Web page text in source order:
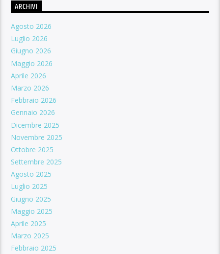
ARCHIVI
Agosto 2026
Luglio 2026
Giugno 2026
Maggio 2026
Aprile 2026
Marzo 2026
Febbraio 2026
Gennaio 2026
Dicembre 2025
Novembre 2025
Ottobre 2025
Settembre 2025
Agosto 2025
Luglio 2025
Giugno 2025
Maggio 2025
Aprile 2025
Marzo 2025
Febbraio 2025